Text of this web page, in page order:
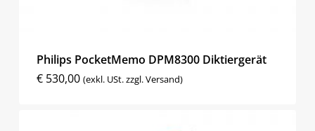
Philips PocketMemo DPM8300 Diktiergerät
€530,00 (exkl. USt. zzgl. Versand)